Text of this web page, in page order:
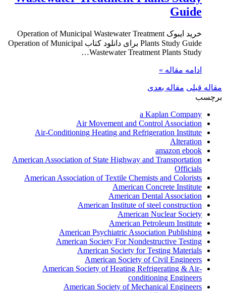
Guide
خرید ایبوک Operation of Municipal Wastewater Treatment
Plants Study Guide برای دانلود کتاب Operation of Municipal
Wastewater Treatment Plants Study…
ادامه مقاله »
مقاله قبلی مقاله بعدی
برچسب
a Kaplan Company
Air Movement and Control Association
Air-Conditioning Heating and Refrigeration Institute
Alteration
amazon ebook
American Association of State Highway and Transportation
Officials
American Association of Textile Chemists and Colorists
American Concrete Institute
American Dental Association
American Institute of steel construction
American Nuclear Society
American Petroleum Institute
American Psychiatric Association Publishing
American Society For Nondestructive Testing
American Society for Testing Materials
American Society of Civil Engineers
American Society of Heating Refrigerating & Air-
conditioning Engineers
American Society of Mechanical Engineers